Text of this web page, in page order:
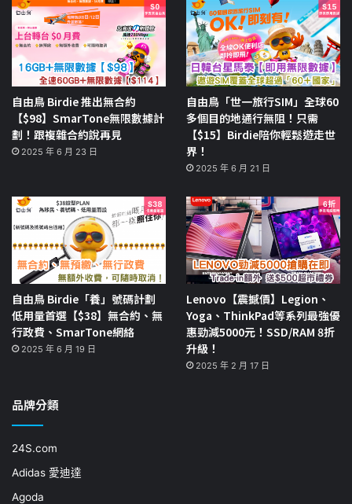
自由鳥 Birdie 推出無合約
【$98】SmarTone無限數據計
劃！跟複雜合約說再見
2025 年 6 月 23 日
自由鳥「世一旅行SIM」全球60
多個目的地通行無阻！只需
【$15】Birdie陪你輕鬆遊走世
界！
2025 年 6 月 21 日
自由鳥 Birdie「養」號碼計劃
低用量首選【$38】無合約、無
行政費、SmarTone網絡
2025 年 6 月 19 日
Lenovo【震撼價】Legion、
Yoga、ThinkPad等系列最強優
惠勁減5000元！SSD/RAM 8折
升級！
2025 年 2 月 17 日
品牌分類
24S.com
Adidas 愛迪達
Agoda